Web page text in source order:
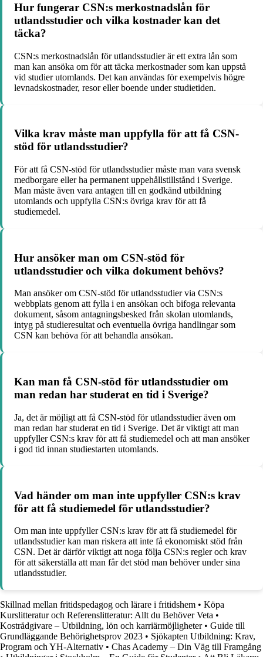
Hur fungerar CSN:s merkostnadslån för
utlandsstudier och vilka kostnader kan det
täcka?
CSN:s merkostnadslån för utlandsstudier är ett extra lån som
man kan ansöka om för att täcka merkostnader som kan uppstå
vid studier utomlands. Det kan användas för exempelvis högre
levnadskostnader, resor eller boende under studietiden.
Vilka krav måste man uppfylla för att få CSN-
stöd för utlandsstudier?
För att få CSN-stöd för utlandsstudier måste man vara svensk
medborgare eller ha permanent uppehållstillstånd i Sverige.
Man måste även vara antagen till en godkänd utbildning
utomlands och uppfylla CSN:s övriga krav för att få
studiemedel.
Hur ansöker man om CSN-stöd för
utlandsstudier och vilka dokument behövs?
Man ansöker om CSN-stöd för utlandsstudier via CSN:s
webbplats genom att fylla i en ansökan och bifoga relevanta
dokument, såsom antagningsbesked från skolan utomlands,
intyg på studieresultat och eventuella övriga handlingar som
CSN kan behöva för att behandla ansökan.
Kan man få CSN-stöd för utlandsstudier om
man redan har studerat en tid i Sverige?
Ja, det är möjligt att få CSN-stöd för utlandsstudier även om
man redan har studerat en tid i Sverige. Det är viktigt att man
uppfyller CSN:s krav för att få studiemedel och att man ansöker
i god tid innan studiestarten utomlands.
Vad händer om man inte uppfyller CSN:s krav
för att få studiemedel för utlandsstudier?
Om man inte uppfyller CSN:s krav för att få studiemedel för
utlandsstudier kan man riskera att inte få ekonomiskt stöd från
CSN. Det är därför viktigt att noga följa CSN:s regler och krav
för att säkerställa att man får det stöd man behöver under sina
utlandsstudier.
Skillnad mellan fritidspedagog och lärare i fritidshem • Köpa
Kurslitteratur och Referenslitteratur: Allt du Behöver Veta •
Kostrådgivare – Utbildning, lön och karriärmöjligheter• Guide till
Grundläggande Behörighetsprov 2023 • Sjökapten Utbildning: Krav,
Program och YH-Alternativ • Chas Academy – Din Väg till Framgång